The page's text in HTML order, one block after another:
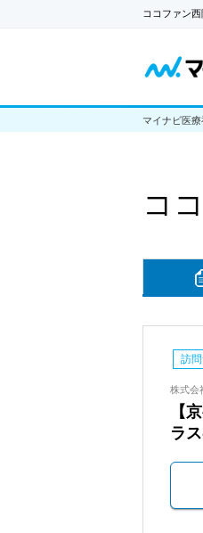
ココファン
マイナビ医
コ
訪
株式会
【
ラ